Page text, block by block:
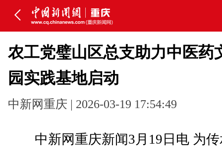
农工党璧山区总支助力中医药
园实践基地启动
中新网重庆 | 2026-03-19 17:54:49
中新网重庆新闻3月19日电 为传